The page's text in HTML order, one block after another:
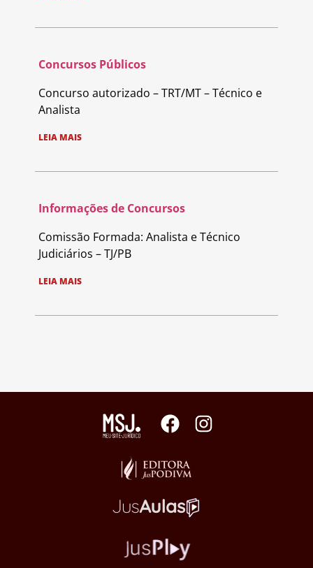
Concursos Públicos
Concurso autorizado – TRT/MT – Técnico e
Analista
LEIA MAIS
Informações de Concursos
Comissão Formada: Analista e Técnico
Judiciários – TJ/PB
LEIA MAIS